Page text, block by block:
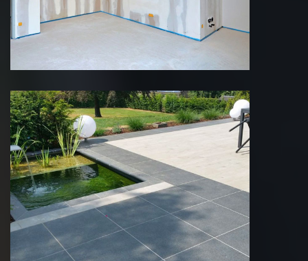
Création de terrasse 75 Paris